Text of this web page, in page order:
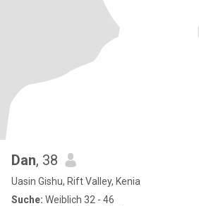
Dan, 38
Uasin Gishu, Rift Valley, Kenia
Suche: Weiblich 32 - 46